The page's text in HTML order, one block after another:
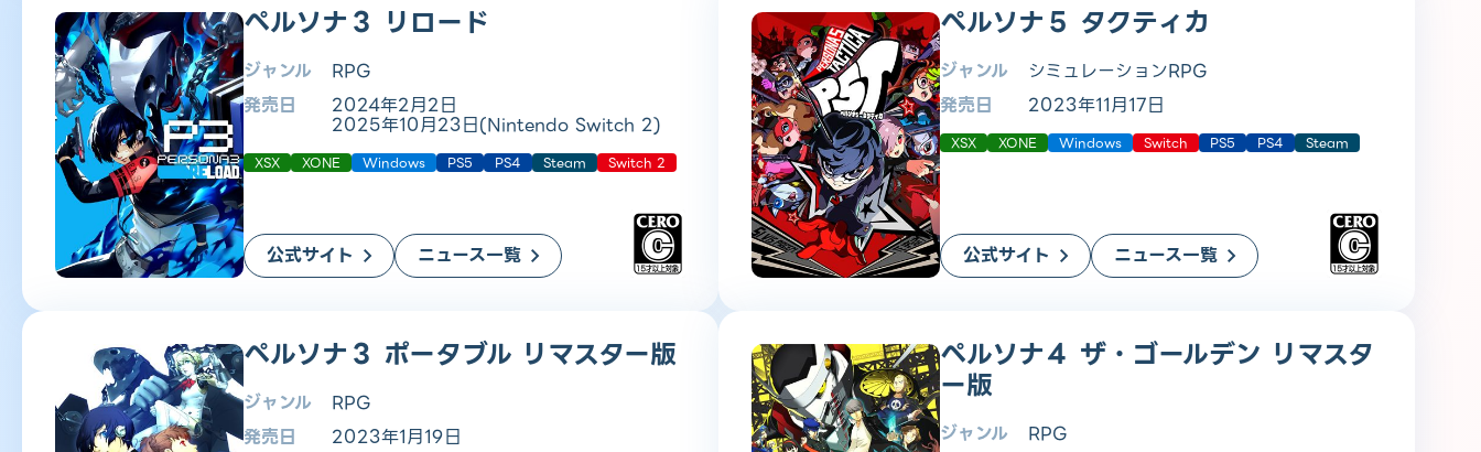
ペルソナ３ リロード
ジャンル
RPG
発売日
2024年2月2日
2025年10月23日(Nintendo Switch 2)
XSX XONE Windows PS5 PS4 Steam Switch 2
公式サイト ニュース一覧
ペルソナ５ タクティカ
ジャンル
シミュレーションRPG
発売日
2023年11月17日
XSX XONE Windows Switch PS5 PS4 Steam
公式サイト ニュース一覧
ペルソナ３ ポータブル リマスター版
ジャンル
RPG
発売日
2023年1月19日
ペルソナ４ ザ・ゴールデン リマスタ
ー版
ジャンル
RPG